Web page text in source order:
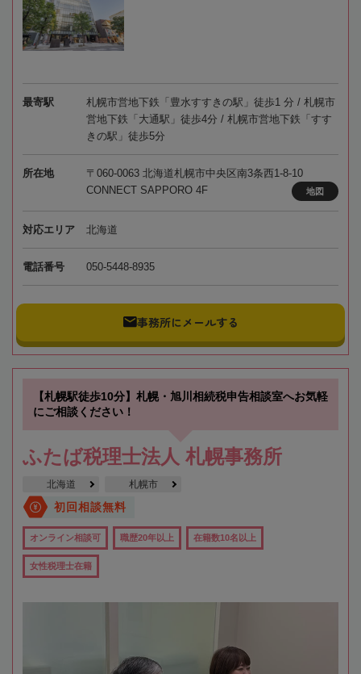
最寄駅
札幌市営地下鉄「豊水すすきの駅」徒歩1 分 / 札幌市
営地下鉄「大通駅」徒歩4分 / 札幌市営地下鉄「すす
きの駅」徒歩5分
所在地
〒060-0063 北海道札幌市中央区南3条西1-8-10
CONNECT SAPPORO 4F
地図
対応エリア 北海道
電話番号 050-5448-8935
事務所にメールする
【札幌駅徒歩10分】札幌・旭川相続税申告相談室へお気軽
にご相談ください！
ふたば税理士法人 札幌事務所
北海道 札幌市
初回相談無料
オンライン相談可 職歴20年以上 在籍数10名以上
女性税理士在籍